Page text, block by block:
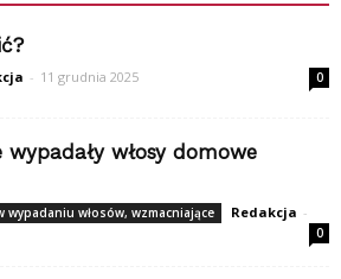
- 11 grudnia 2025 0
włosy domowe
wypadaniu włosów, wzmacniające Redakcja -
0